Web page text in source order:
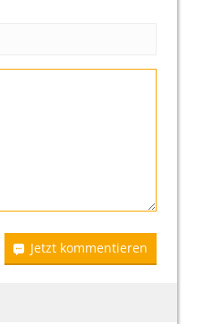
Jetzt kommentieren